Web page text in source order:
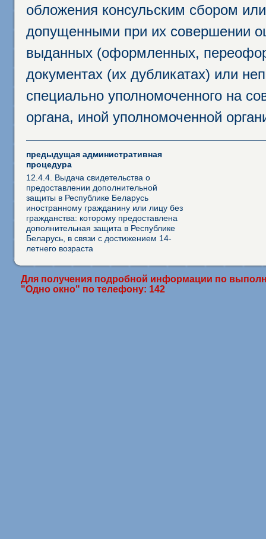
обложения консульским сбором
допущенными при их совершении
выданных (оформленных,
документах (их дубликатах) или
специально уполномоченного на
органа, иной уполномоченной
предыдущая административная
процедура
12.4.4. Выдача свидетельства о
предоставлении дополнительной
защиты в Республике Беларусь
иностранному гражданину или лицу без
гражданства: которому предоставлена
дополнительная защита в Республике
Беларусь, в связи с достижением 14-
летнего возраста
Для получения подробной информации по
"Одно окно" по телефону: 142